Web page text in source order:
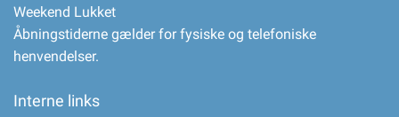
Weekend Lukket
Åbningstiderne gælder for fysiske og telefoniske
henvendelser.
Interne links